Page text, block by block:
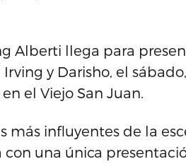
Alberti llega para
y Darisho, el
el Viejo San Juan.
más influyentes de la
una única